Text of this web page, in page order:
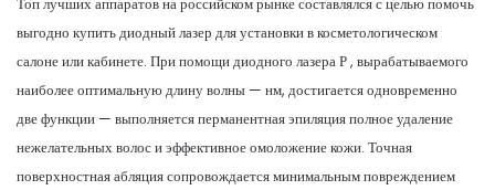
выгодно купить диодный лазер для установки в косметологическом
салоне или кабинете. При помощи диодного лазера Р , вырабатываемого
наиболее оптимальную длину волны — нм, достигается одновременно
две функции — выполняется перманентная эпиляция полное удаление
нежелательных волос и эффективное омоложение кожи. Точная
поверхностная абляция сопровождается минимальным повреждением